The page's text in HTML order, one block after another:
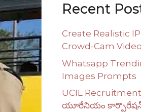
Recent
Create Realistic
Crowd-Cam
Whatsapp
Images Prompts
UCIL Recruitment
యూరేనియం